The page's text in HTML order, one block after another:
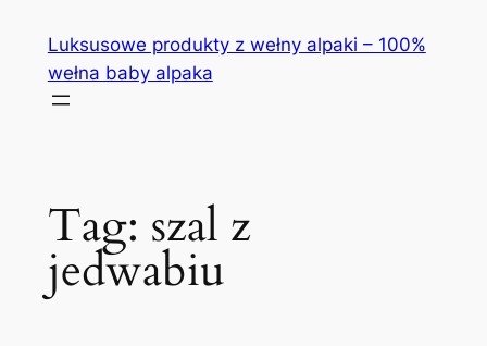
treści
Luksusowe produkty z wełny alpaki – 100%
wełna baby alpaka
Tag: szal z
jedwabiu